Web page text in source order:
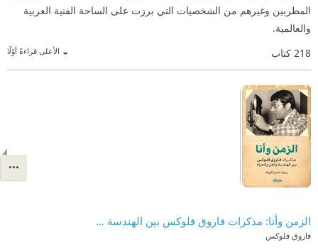
المطربين وغيرهم من الشخصيات التي برزت على الساحة الفنية العربية
والعالمية.
الأعلى قراءةً أوّلًا 218 كتاب
الزمن وأنا: مذكرات فاروق فلوكس بين الهندسة والفن والحياة
فاروق فلوكس